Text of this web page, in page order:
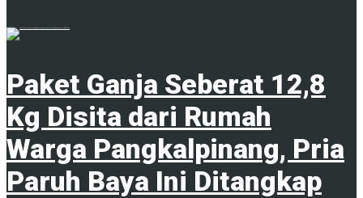
Paket Ganja Seberat 12,8
Kg Disita dari Rumah
Warga Pangkalpinang, Pria
Paruh Baya Ini Ditangkap